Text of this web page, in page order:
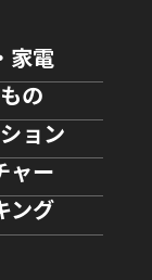
家電
の
ョン
ャー
ング